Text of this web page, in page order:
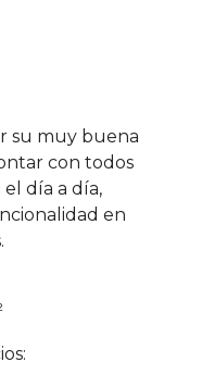
su muy buena
con todos
el día a día,
en